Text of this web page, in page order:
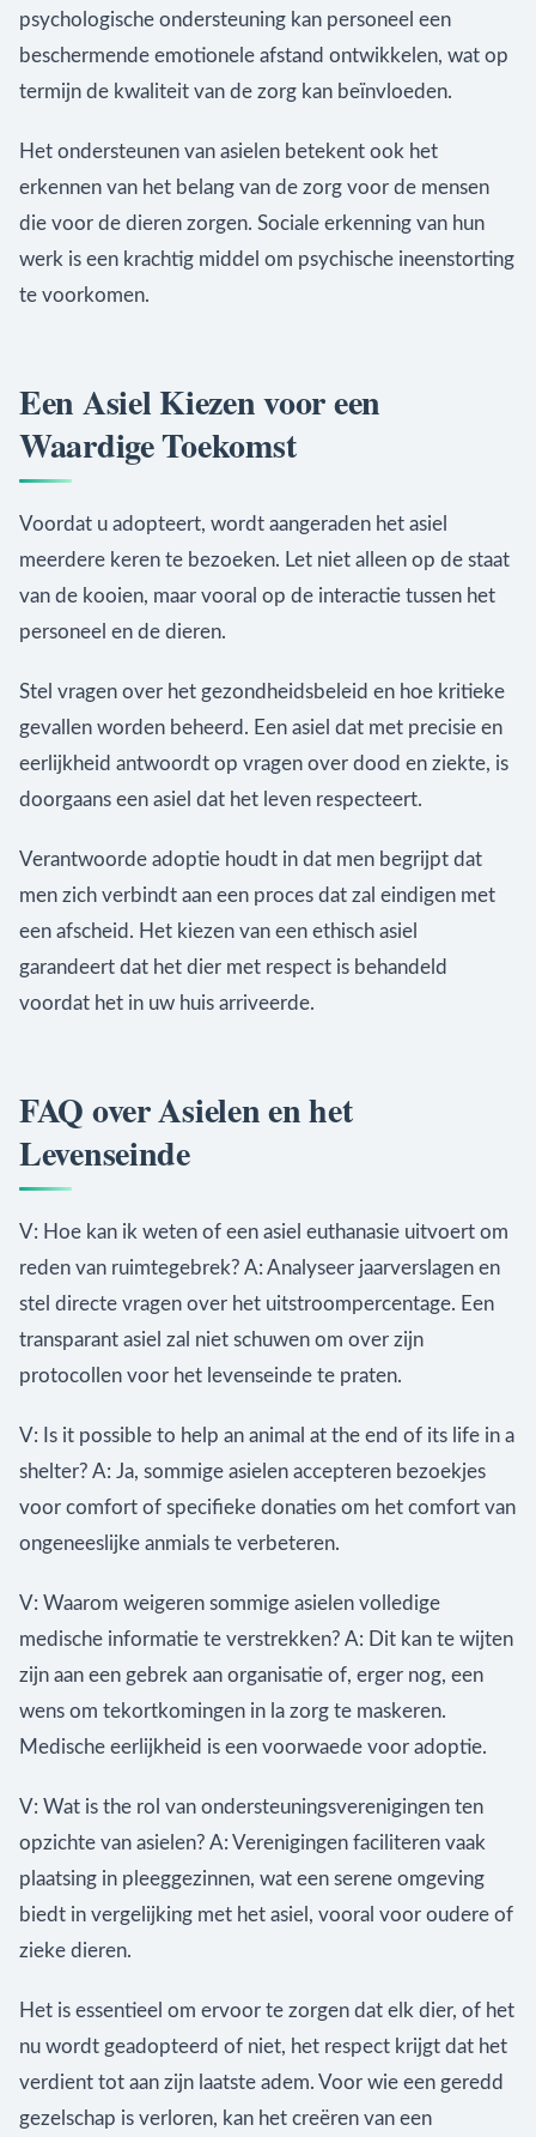
psychologische ondersteuning kan personeel een
beschermende emotionele afstand ontwikkelen, wat op
termijn de kwaliteit van de zorg kan beïnvloeden.
Het ondersteunen van asielen betekent ook het
erkennen van het belang van de zorg voor de mensen
die voor de dieren zorgen. Sociale erkenning van hun
werk is een krachtig middel om psychische ineenstorting
te voorkomen.
Een Asiel Kiezen voor een
Waardige Toekomst
Voordat u adopteert, wordt aangeraden het asiel
meerdere keren te bezoeken. Let niet alleen op de staat
van de kooien, maar vooral op de interactie tussen het
personeel en de dieren.
Stel vragen over het gezondheidsbeleid en hoe kritieke
gevallen worden beheerd. Een asiel dat met precisie en
eerlijkheid antwoordt op vragen over dood en ziekte, is
doorgaans een asiel dat het leven respecteert.
Verantwoorde adoptie houdt in dat men begrijpt dat
men zich verbindt aan een proces dat zal eindigen met
een afscheid. Het kiezen van een ethisch asiel
garandeert dat het dier met respect is behandeld
voordat het in uw huis arriveerde.
FAQ over Asielen en het
Levenseinde
V: Hoe kan ik weten of een asiel euthanasie uitvoert om
reden van ruimtegebrek? A: Analyseer jaarverslagen en
stel directe vragen over het uitstroompercentage. Een
transparant asiel zal niet schuwen om over zijn
protocollen voor het levenseinde te praten.
V: Is it possible to help an animal at the end of its life in a
shelter? A: Ja, sommige asielen accepteren bezoekjes
voor comfort of specifieke donaties om het comfort van
ongeneeslijke anmials te verbeteren.
V: Waarom weigeren sommige asielen volledige
medische informatie te verstrekken? A: Dit kan te wijten
zijn aan een gebrek aan organisatie of, erger nog, een
wens om tekortkomingen in la zorg te maskeren.
Medische eerlijkheid is een voorwaede voor adoptie.
V: Wat is the rol van ondersteuningsverenigingen ten
opzichte van asielen? A: Verenigingen faciliteren vaak
plaatsing in pleeggezinnen, wat een serene omgeving
biedt in vergelijking met het asiel, vooral voor oudere of
zieke dieren.
Het is essentieel om ervoor te zorgen dat elk dier, of het
nu wordt geadopteerd of niet, het respect krijgt dat het
verdient tot aan zijn laatste adem. Voor wie een geredd
gezelschap is verloren, kan het creëren van een